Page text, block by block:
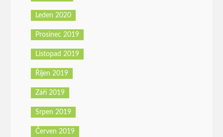
Leden 2020
Prosinec 2019
Listopad 2019
Říjen 2019
Září 2019
Srpen 2019
Červen 2019